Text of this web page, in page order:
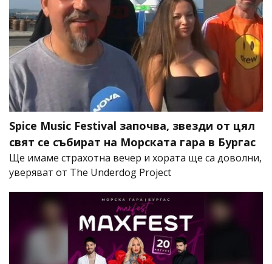
Spice Music Festival започва, звезди от цял
свят се събират на Морската гара в Бургас
Ще имаме страхотна вечер и хората ще са доволни,
уверяват от The Underdog Project